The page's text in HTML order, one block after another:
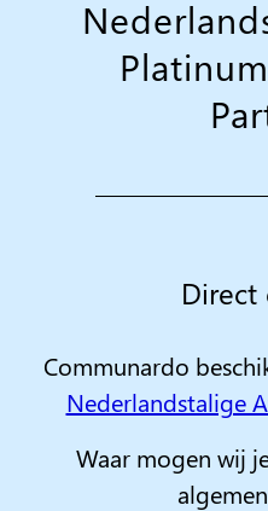
Direct
Communardo
Nederlandstalige
Waar mogen wij